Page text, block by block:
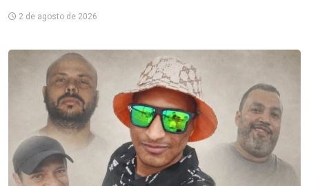
2 de agosto de 2026